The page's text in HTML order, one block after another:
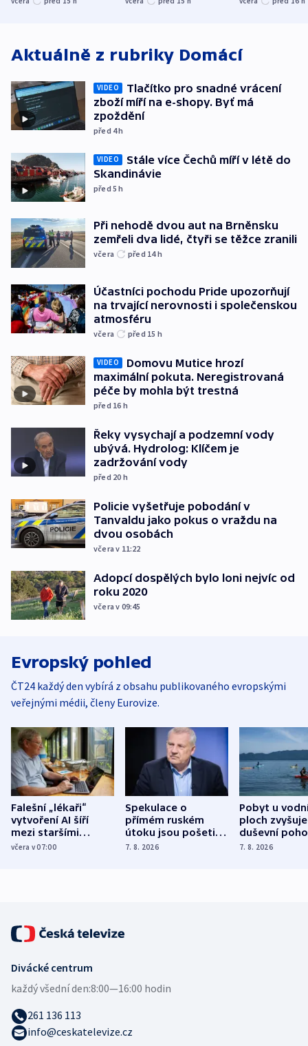
Aktuálně z rubriky Domácí
VIDEO
Tlačítko pro snadné vrácení
zboží míří na e-shopy. Byť má
zpoždění
před 4h
VIDEO
Stále více Čechů míří v létě do
Skandinávie
před 5h
Při nehodě dvou aut na Brněnsku
zemřeli dva lidé, čtyři se těžce zranili
včera před 14h
Účastníci pochodu Pride upozorňují
na trvající nerovnosti i společenskou
atmosféru
včera před 15 h
VIDEO
Domovu Mutice hrozí
maximální pokuta. Neregistrovaná
péče by mohla být trestná
před 16 h
Řeky vysychají a podzemní vody
ubývá. Hydrolog: Klíčem je
zadržování vody
před 20 h
Policie vyšetřuje pobodání v
Tanvaldu jako pokus o vraždu na
dvou osobách
včera v 11:22
Adopcí dospělých bylo loni nejvíc od
roku 2020
včera v 09:45
Evropský pohled
ČT24 každý den vybírá z obsahu publikovaného evropskými
veřejnými médii, členy Eurovize.
Falešní „lékaři“
vytvoření AI šíří
mezi staršími
Poláky nebezpečné
včera v 07:00
Spekulace o
přímém ruském
útoku jsou pošetilé,
míní estonský
7. 8. 2026
Pobyt u
ploch zvyšuje
duševní
ukázala
7. 8. 2026
Divácké centrum
každý všední den:8:00—16:00 hodin
261 136 113
info@ceskatelevize.cz